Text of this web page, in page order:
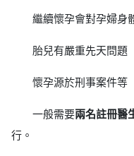
繼續懷孕會對孕婦身
胎兒有嚴重先天問題
懷孕源於刑事案件等
一般需要兩名註冊醫
行。